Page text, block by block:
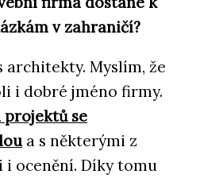
v zahraničí?
architekty. Myslím, že
i dobré jméno firmy.
projektů se
a s některými z
i ocenění. Díky tomu